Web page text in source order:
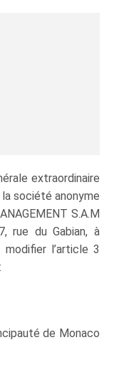
extraordinaire
société anonyme
S.A.M
rue du Gabian, à
l’article 3
de Monaco